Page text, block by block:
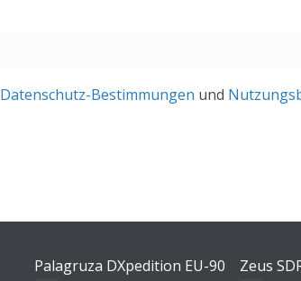
Datenschutz-Bestimmungen und
Palagruza DXpedition EU-90 Zeus